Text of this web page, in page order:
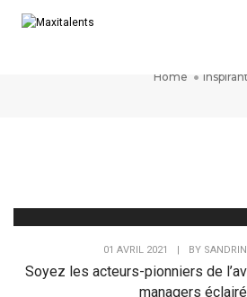
Home inspirant
01 AVRIL 2021 BY
Soyez les acteurs-pionniers de
managers